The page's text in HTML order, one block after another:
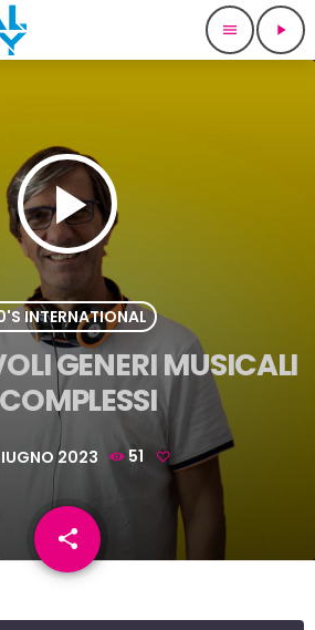
menu play_arrow
play_arrow
INTERNATIONAL
GENERI MUSICALI
2023 51
share
email